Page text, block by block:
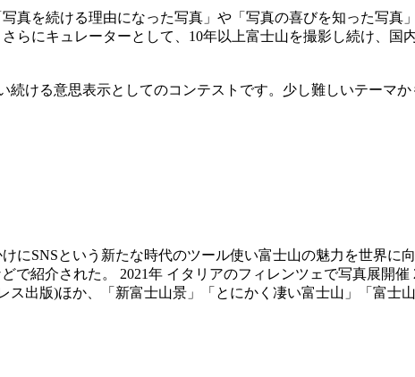
真を続ける理由になった写真」や「写真の喜びを知った写真」
らにキュレーターとして、10年以上富士山を撮影し続け、
続ける意思表示としてのコンテストです。少し難しいテーマ
にSNSという新たな時代のツール使い富士山の魅力を世界に
紹介された。 2021年 イタリアのフィレンツェで写真展開催
出版)ほか、「新富士山景」「とにかく凄い富士山」「富士